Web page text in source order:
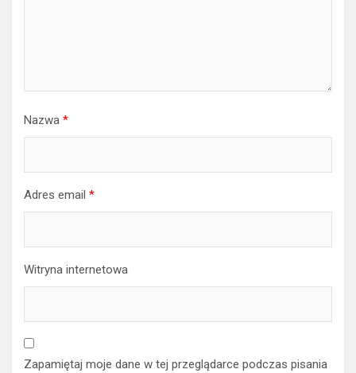
Nazwa *
Adres email *
Witryna internetowa
Zapamiętaj moje dane w tej przeglądarce podczas pisania